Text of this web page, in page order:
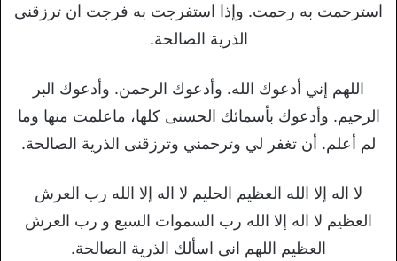
استرحمت به رحمت. وإذا استفرجت به فرجت ان ترزقنى
الذرية الصالحة.
اللهم إني أدعوك الله. وأدعوك الرحمن. وأدعوك البر
الرحيم. وأدعوك بأسمائك الحسنى كلها، ماعلمت منها وما
لم أعلم. أن تغفر لي وترحمني وترزقنى الذرية الصالحة.
لا اله إلا الله العظيم الحليم لا اله إلا الله رب العرش
العظيم لا اله إلا الله رب السموات السبع و رب العرش
العظيم اللهم انى اسألك الذرية الصالحة.